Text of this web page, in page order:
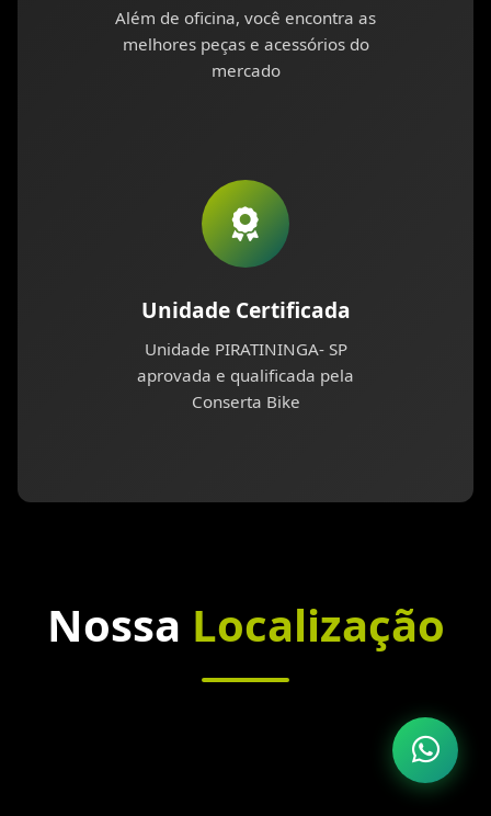
Além de oficina, você encontra as
melhores peças e acessórios do
mercado
Unidade Certificada
Unidade PIRATININGA- SP
aprovada e qualificada pela
Conserta Bike
Nossa Localização